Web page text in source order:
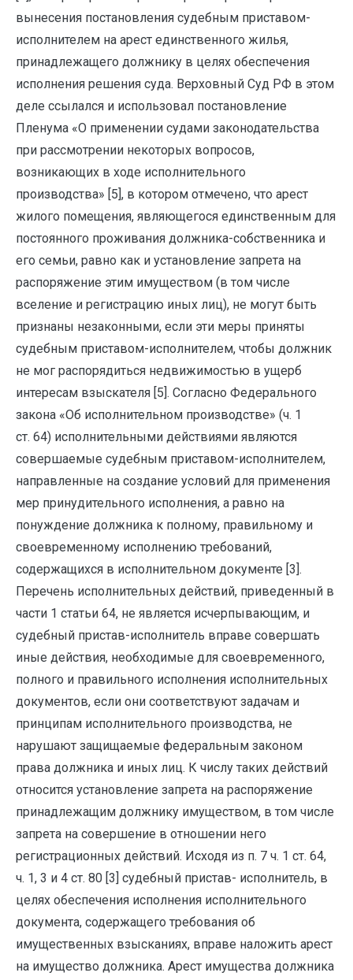
вынесения постановления судебным приставом-
исполнителем на арест единственного жилья,
принадлежащего должнику в целях обеспечения
исполнения решения суда. Верховный Суд РФ в этом
деле ссылался и использовал постановление
Пленума «О применении судами законодательства
при рассмотрении некоторых вопросов,
возникающих в ходе исполнительного
производства» [5], в котором отмечено, что арест
жилого помещения, являющегося единственным для
постоянного проживания должника-собственника и
его семьи, равно как и установление запрета на
распоряжение этим имуществом (в том числе
вселение и регистрацию иных лиц), не могут быть
признаны незаконными, если эти меры приняты
судебным приставом-исполнителем, чтобы должник
не мог распорядиться недвижимостью в ущерб
интересам взыскателя [5]. Согласно Федерального
закона «Об исполнительном производстве» (ч. 1
ст. 64) исполнительными действиями являются
совершаемые судебным приставом-исполнителем,
направленные на создание условий для применения
мер принудительного исполнения, а равно на
понуждение должника к полному, правильному и
своевременному исполнению требований,
содержащихся в исполнительном документе [3].
Перечень исполнительных действий, приведенный в
части 1 статьи 64, не является исчерпывающим, и
судебный пристав-исполнитель вправе совершать
иные действия, необходимые для своевременного,
полного и правильного исполнения исполнительных
документов, если они соответствуют задачам и
принципам исполнительного производства, не
нарушают защищаемые федеральным законом
права должника и иных лиц. К числу таких действий
относится установление запрета на распоряжение
принадлежащим должнику имуществом, в том числе
запрета на совершение в отношении него
регистрационных действий. Исходя из п. 7 ч. 1 ст. 64,
ч. 1, 3 и 4 ст. 80 [3] судебный пристав- исполнитель, в
целях обеспечения исполнения исполнительного
документа, содержащего требования об
имущественных взысканиях, вправе наложить арест
на имущество должника. Арест имущества должника